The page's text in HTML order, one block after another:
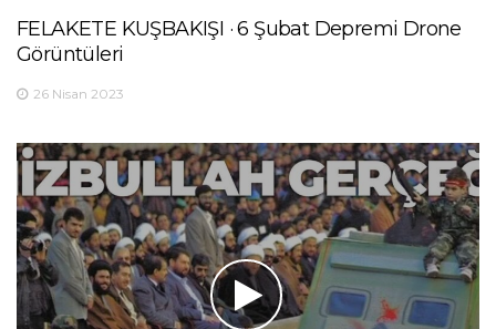
FELAKETE KUŞBAKIŞI · 6 Şubat Depremi Drone
Görüntüleri
26 Nisan 2023